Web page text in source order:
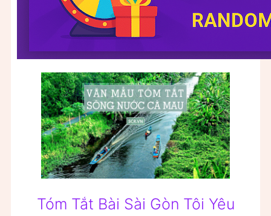
Tóm Tắt Bài Sài Gòn Tôi Yêu